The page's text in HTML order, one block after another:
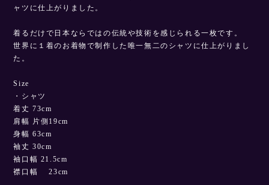
ャツに仕上がりました。
着るだけで日本ならではの伝統や技術を感じられる一枚です。
世界に１着のお着物で制作した唯一無二のシャツに仕上がりまし
た。
Size
・シャツ
着丈 73cm
肩幅 片側19cm
身幅 63cm
袖丈 30cm
袖口幅 21.5cm
襟口幅 23cm